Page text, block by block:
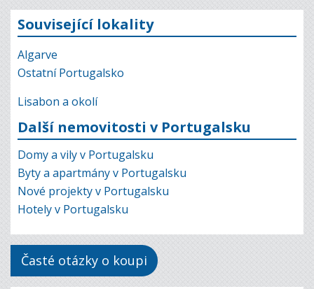
Související lokality
Algarve
Ostatní Portugalsko
Lisabon a okolí
Další nemovitosti v Portugalsku
Domy a vily v Portugalsku
Byty a apartmány v Portugalsku
Nové projekty v Portugalsku
Hotely v Portugalsku
Časté otázky o koupi